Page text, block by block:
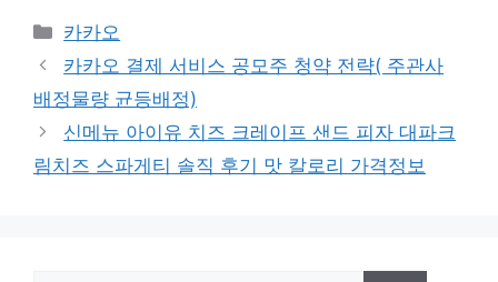
카
테
리
카카오
카카오 결제 서비스 공모주 청약 전략( 주관사
배정물량 균등배정)
신메뉴 아이유 치즈 크레이프 샌드 피자 대파크
림치즈 스파게티 솔직 후기 맛 칼로리 가격정보